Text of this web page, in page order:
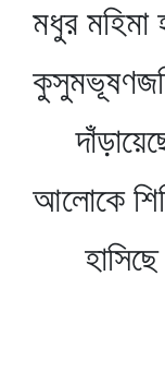
মধুর মহিমা
আলোকে
হাসিছে